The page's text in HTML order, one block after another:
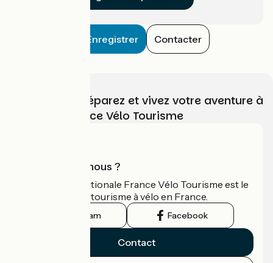
Enregistrer Contacter
Choisissez, préparez et vivez votre aventure à
vélo avec France Vélo Tourisme
Qui sommes-nous ?
L'association nationale France Vélo Tourisme est le
guide officiel du tourisme à vélo en France.
Instagram Facebook
Contact